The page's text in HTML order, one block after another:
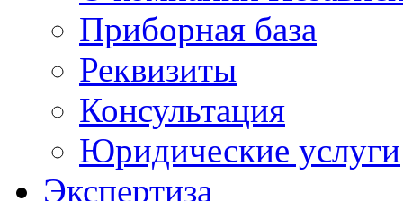
Приборная база
Реквизиты
Консультация
Юридические услуги
Экспертиза